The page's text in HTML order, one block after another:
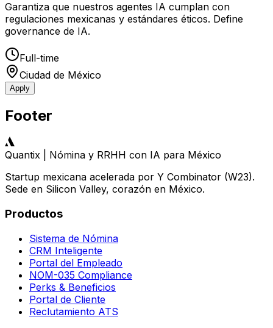
Garantiza que nuestros agentes IA cumplan con
regulaciones mexicanas y estándares éticos. Define
governance de IA.
Full-time
Ciudad de México
Apply
Footer
Quantix | Nómina y RRHH con IA para México
Startup mexicana acelerada por Y Combinator (W23).
Sede en Silicon Valley, corazón en México.
Productos
Sistema de Nómina
CRM Inteligente
Portal del Empleado
NOM-035 Compliance
Perks & Beneficios
Portal de Cliente
Reclutamiento ATS